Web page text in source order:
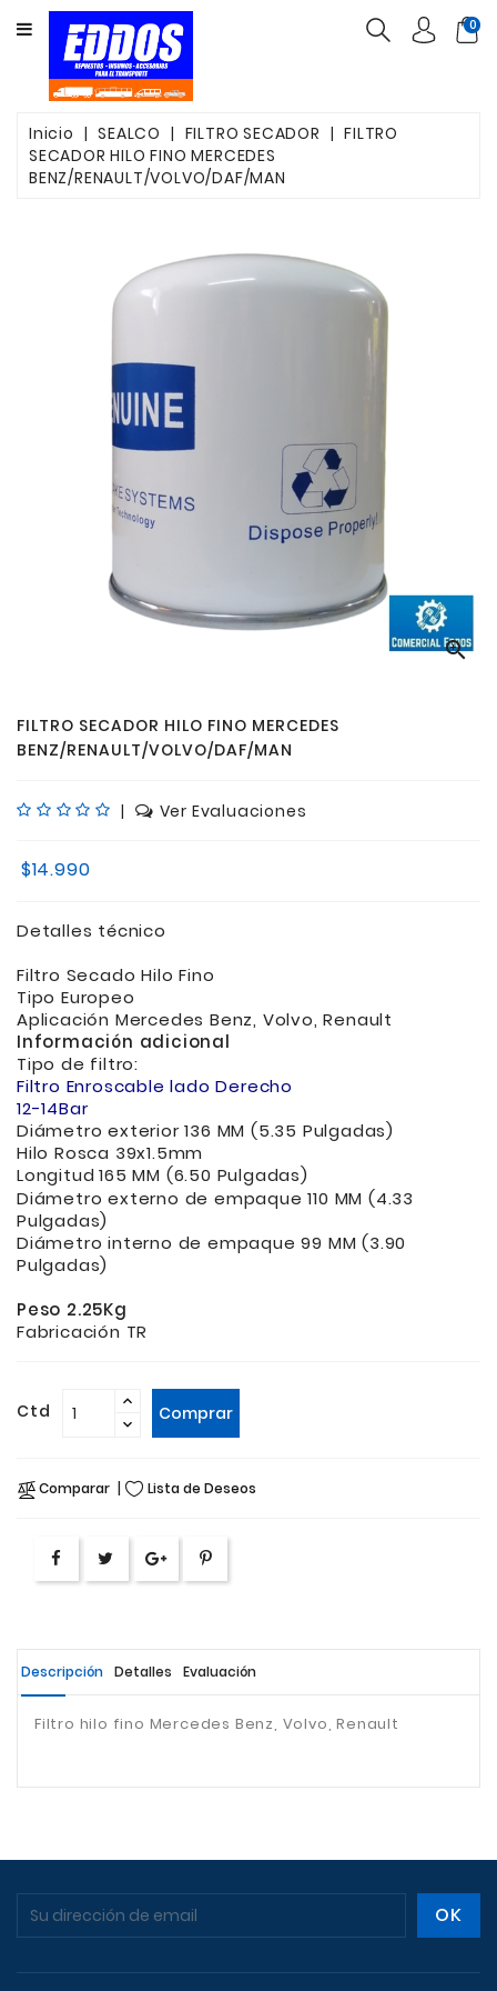
CATEGORY
INSUMOS
PARTES
FILTROS
0
Inicio SEALCO FILTRO SECADOR
FILTRO
SECADOR HILO FINO MERCEDES
BENZ/RENAULT/VOLVO/DAF/MAN

FILTRO SECADOR HILO FINO MERCEDES
BENZ/RENAULT/VOLVO/DAF/MAN
| Ver Evaluaciones
$14.990
Detalles técnico
Filtro Secado Hilo Fino
Tipo Europeo
Aplicación Mercedes Benz, Volvo, Renault
Información adicional
Tipo de filtro:
Filtro Enroscable lado Derecho
12-14Bar
Diámetro exterior 136 MM (5.35 Pulgadas)
Hilo Rosca 39x1.5mm
Longitud 165 MM (6.50 Pulgadas)
Diámetro externo de empaque 110 MM (4.33
Pulgadas)
Diámetro interno de empaque 99 MM (3.90
Pulgadas)
Peso 2.25Kg
Fabricación TR
Ctd Comprar
Comparar Lista de Deseos
Descripción Detalles Evaluación
Filtro hilo fino Mercedes Benz, Volvo, Renault